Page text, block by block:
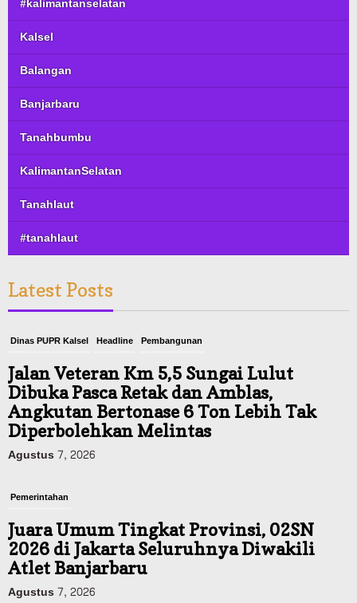
Kalsel
Balangan
Banjarbaru
Tanahbumbu
KalimantanSelatan
Tanahlaut
#tanahlaut
Latest Posts
Dinas PUPR Kalsel Headline Pembangunan
Jalan Veteran Km 5,5 Sungai Lulut
Dibuka Pasca Retak dan Amblas,
Angkutan Bertonase 6 Ton Lebih Tak
Diperbolehkan Melintas
Agustus 7, 2026
Pemerintahan
Juara Umum Tingkat Provinsi, 02SN
2026 di Jakarta Seluruhnya Diwakili
Atlet Banjarbaru
Agustus 7, 2026